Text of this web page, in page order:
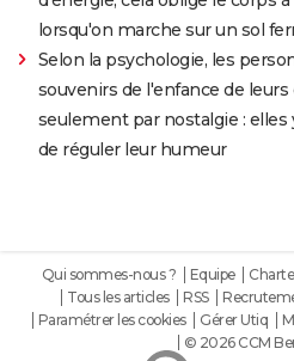
lorsqu'on marche sur un sol
Selon la psychologie, les
souvenirs de l'enfance de
seulement par nostalgie :
de réguler leur humeur
Qui sommes-nous ? Equipe
Tous les articles
RSS
Paramétrer les cookies
Gérer Utiq
© 2026 CCM